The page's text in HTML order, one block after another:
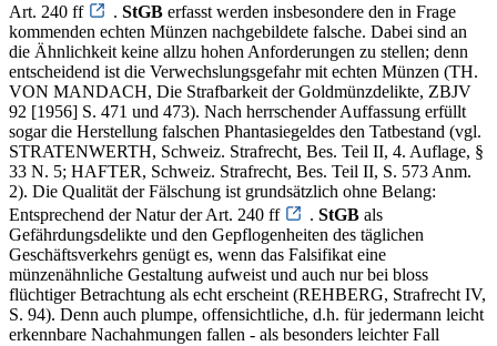
Art. 240 ff
. StGB erfasst werden insbesondere den in Frage
kommenden echten Münzen nachgebildete falsche. Dabei sind an
die Ähnlichkeit keine allzu hohen Anforderungen zu stellen; denn
entscheidend ist die Verwechslungsgefahr mit echten Münzen (TH.
VON MANDACH, Die Strafbarkeit der Goldmünzdelikte, ZBJV
92 [1956] S. 471 und 473). Nach herrschender Auffassung erfüllt
sogar die Herstellung falschen Phantasiegeldes den Tatbestand (vgl.
STRATENWERTH, Schweiz. Strafrecht, Bes. Teil II, 4. Auflage, §
33 N. 5; HAFTER, Schweiz. Strafrecht, Bes. Teil II, S. 573 Anm.
2). Die Qualität der Fälschung ist grundsätzlich ohne Belang:
Entsprechend der Natur der Art. 240 ff
. StGB als
Gefährdungsdelikte und den Gepflogenheiten des täglichen
Geschäftsverkehrs genügt es, wenn das Falsifikat eine
münzenähnliche Gestaltung aufweist und auch nur bei bloss
flüchtiger Betrachtung als echt erscheint (REHBERG, Strafrecht IV,
S. 94). Denn auch plumpe, offensichtliche, d.h. für jedermann leicht
erkennbare Nachahmungen fallen - als besonders leichter Fall